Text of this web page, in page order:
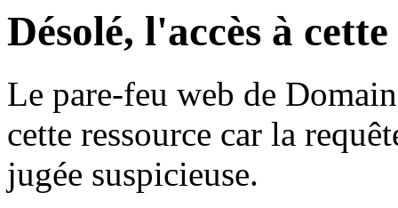
Désolé, l'accès à
Le pare-feu web de
cette ressource car la
jugée suspicieuse.